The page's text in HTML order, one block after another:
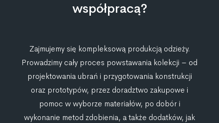
współpracą?
Zajmujemy się kompleksową produkcją odzieży.
Prowadzimy cały proces powstawania kolekcji – od
projektowania ubrań i przygotowania konstrukcji
oraz prototypów, przez doradztwo zakupowe i
pomoc w wyborze materiałów, po dobór i
wykonanie metod zdobienia, a także dodatków, jak